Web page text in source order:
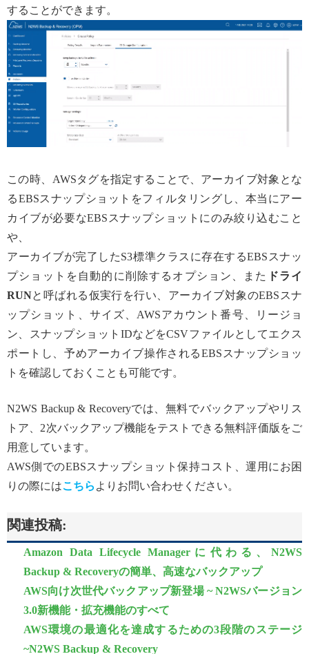
することができます。
この時、AWSタグを指定することで、アーカイブ対象とな
るEBSスナップショットをフィルタリングし、本当にアー
カイブが必要なEBSスナップショットにのみ絞り込むこと
や、
アーカイブが完了したS3標準クラスに存在するEBSスナッ
プショットを自動的に削除するオプション、また
ドライ
RUNと呼ばれる仮実行を行い、アーカイブ対象のEBSスナ
ップショット、サイズ、AWSアカウント番号、リージョ
ン、スナップショットIDなどをCSVファイルとしてエクス
ポートし、予めアーカイブ操作されるEBSスナップショッ
トを確認しておくことも可能です。
N2WS Backup & Recoveryでは、無料でバックアップやリス
トア、2次バックアップ機能をテストできる無料評価版をご
用意しています。
AWS側でのEBSスナップショット保持コスト、運用にお困
りの際にはこちら よりお問い合わせください。
関連投稿:
Amazon Data Lifecycle Managerに代わる、N2WS
Backup & Recoveryの簡単、高速なバックアップ
AWS向け次世代バックアップ新登場 ~ N2WSバージョン
3.0新機能・拡充機能のすべて
AWS環境の最適化を達成するための3段階のステージ
~N2WS Backup & Recovery